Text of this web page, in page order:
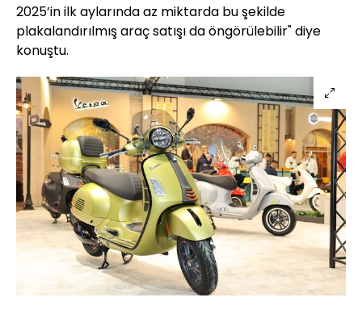
2025’in ilk aylarında az miktarda bu şekilde
plakalandırılmış araç satışı da öngörülebilir" diye
konuştu.